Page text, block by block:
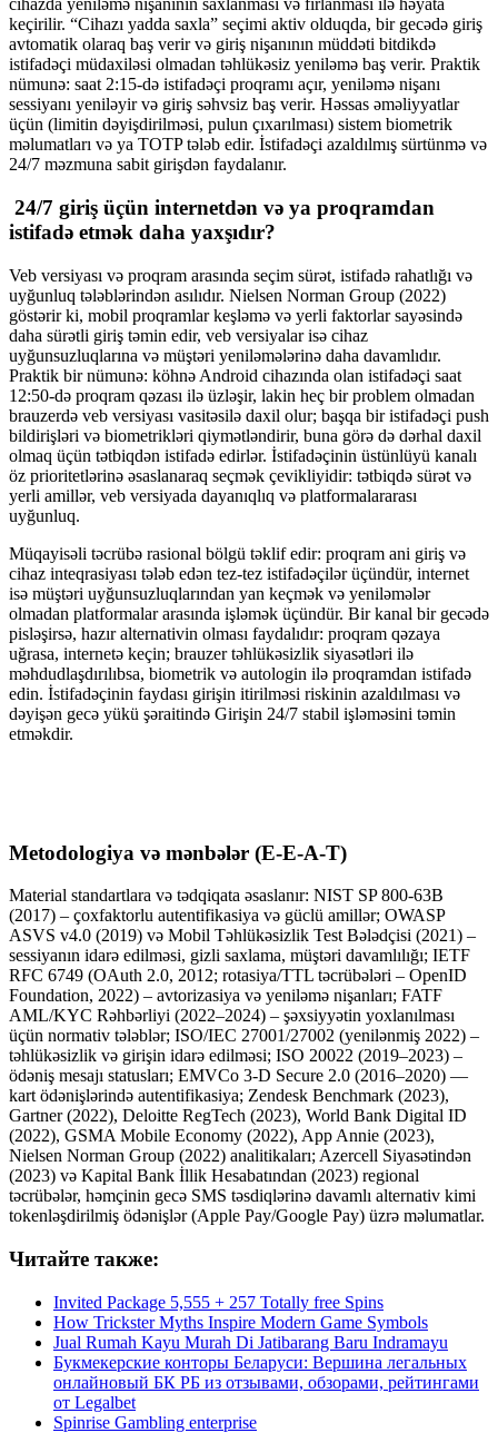
cihazda yeniləmə nişanının saxlanması və fırlanması ilə həyata
keçirilir. “Cihazı yadda saxla” seçimi aktiv olduqda, bir gecədə giriş
avtomatik olaraq baş verir və giriş nişanının müddəti bitdikdə
istifadəçi müdaxiləsi olmadan təhlükəsiz yeniləmə baş verir. Praktik
nümunə: saat 2:15-də istifadəçi proqramı açır, yeniləmə nişanı
sessiyanı yeniləyir və giriş səhvsiz baş verir. Həssas əməliyyatlar
üçün (limitin dəyişdirilməsi, pulun çıxarılması) sistem biometrik
məlumatları və ya TOTP tələb edir. İstifadəçi azaldılmış sürtünmə və
24/7 məzmuna sabit girişdən faydalanır.
24/7 giriş üçün internetdən və ya proqramdan
istifadə etmək daha yaxşıdır?
Veb versiyası və proqram arasında seçim sürət, istifadə rahatlığı və
uyğunluq tələblərindən asılıdır. Nielsen Norman Group (2022)
göstərir ki, mobil proqramlar keşləmə və yerli faktorlar sayəsində
daha sürətli giriş təmin edir, veb versiyalar isə cihaz
uyğunsuzluqlarına və müştəri yeniləmələrinə daha davamlıdır.
Praktik bir nümunə: köhnə Android cihazında olan istifadəçi saat
12:50-də proqram qəzası ilə üzləşir, lakin heç bir problem olmadan
brauzerdə veb versiyası vasitəsilə daxil olur; başqa bir istifadəçi push
bildirişləri və biometrikləri qiymətləndirir, buna görə də dərhal daxil
olmaq üçün tətbiqdən istifadə edirlər. İstifadəçinin üstünlüyü kanalı
öz prioritetlərinə əsaslanaraq seçmək çevikliyidir: tətbiqdə sürət və
yerli amillər, veb versiyada dayanıqlıq və platformalararası
uyğunluq.
Müqayisəli təcrübə rasional bölgü təklif edir: proqram ani giriş və
cihaz inteqrasiyası tələb edən tez-tez istifadəçilər üçündür, internet
isə müştəri uyğunsuzluqlarından yan keçmək və yeniləmələr
olmadan platformalar arasında işləmək üçündür. Bir kanal bir gecədə
pisləşirsə, hazır alternativin olması faydalıdır: proqram qəzaya
uğrasa, internetə keçin; brauzer təhlükəsizlik siyasətləri ilə
məhdudlaşdırılıbsa, biometrik və autologin ilə proqramdan istifadə
edin. İstifadəçinin faydası girişin itirilməsi riskinin azaldılması və
dəyişən gecə yükü şəraitində Girişin 24/7 stabil işləməsini təmin
etməkdir.
Metodologiya və mənbələr (E-E-A-T)
Material standartlara və tədqiqata əsaslanır: NIST SP 800-63B
(2017) – çoxfaktorlu autentifikasiya və güclü amillər; OWASP
ASVS v4.0 (2019) və Mobil Təhlükəsizlik Test Bələdçisi (2021) –
sessiyanın idarə edilməsi, gizli saxlama, müştəri davamlılığı; IETF
RFC 6749 (OAuth 2.0, 2012; rotasiya/TTL təcrübələri – OpenID
Foundation, 2022) – avtorizasiya və yeniləmə nişanları; FATF
AML/KYC Rəhbərliyi (2022–2024) – şəxsiyyətin yoxlanılması
üçün normativ tələblər; ISO/IEC 27001/27002 (yenilənmiş 2022) –
təhlükəsizlik və girişin idarə edilməsi; ISO 20022 (2019–2023) –
ödəniş mesajı statusları; EMVCo 3-D Secure 2.0 (2016–2020) —
kart ödənişlərində autentifikasiya; Zendesk Benchmark (2023),
Gartner (2022), Deloitte RegTech (2023), World Bank Digital ID
(2022), GSMA Mobile Economy (2022), App Annie (2023),
Nielsen Norman Group (2022) analitikaları; Azercell Siyasətindən
(2023) və Kapital Bank İllik Hesabatından (2023) regional
təcrübələr, həmçinin gecə SMS təsdiqlərinə davamlı alternativ kimi
tokenləşdirilmiş ödənişlər (Apple Pay/Google Pay) üzrə məlumatlar.
Читайте также:
Invited Package 5,555 + 257 Totally free Spins
How Trickster Myths Inspire Modern Game Symbols
Jual Rumah Kayu Murah Di Jatibarang Baru Indramayu
Букмекерские конторы Беларуси: Вершина легальных
онлайновый БК РБ из отзывами, обзорами, рейтингами
от Legalbet
Spinrise Gambling enterprise